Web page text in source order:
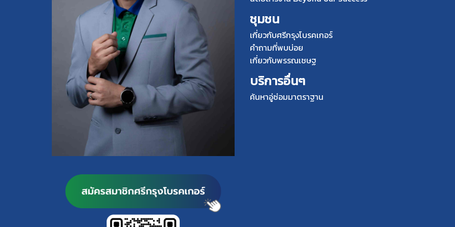
ชุมชน
เกี่ยวกับศรีกรุงโบรคเกอร์
คำถามที่พบบ่อย
เกี่ยวกับพรรณเชษฐ
บริการอื่นๆ
ค้นหาอู่ซ่อมมาตราฐาน